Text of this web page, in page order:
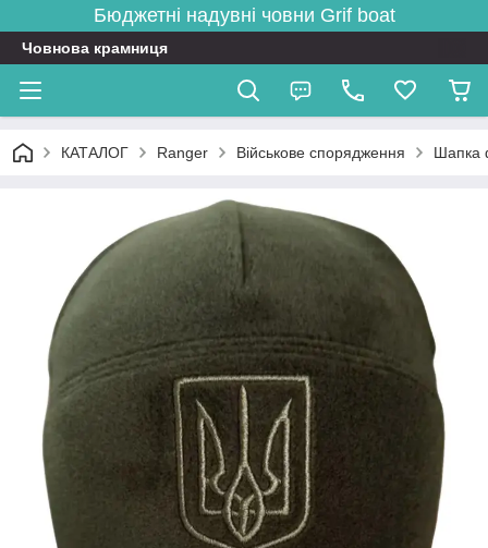
Бюджетні надувні човни Grif boat
Човнова крамниця
КАТАЛОГ Ranger Військове спорядження Шапка